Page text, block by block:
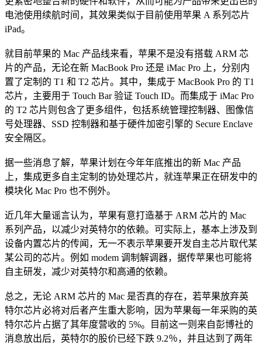
电池使用续航时间，其效果类似于目前使用苹果 A 系列芯片
iPad。
就目前苹果的 Mac 产品线来看，苹果不是没有搭载 ARM 芯
片的产品，无论在新 MacBook Pro 还是 iMac Pro 上，分别内
置了定制的 T1 和 T2 芯片。其中，集成于 MacBook Pro 的 T1
芯片，主要用于 Touch Bar 验证 Touch ID。而集成于 iMac Pro
的 T2 芯片则包含了更多组件，包括系统管理控制器、图像信
号处理器、SSD 控制器和基于硬件加密引擎的 Secure Enclave
安全隔区。
据一些消息了解，苹果计划在今年年底推出的新 Mac 产品
上，集成更多自主定制的协处理芯片，就连苹果正在研发中的
模块化 Mac Pro 也不例外。
近几年大量谣言认为，苹果有意打造基于 ARM 芯片的 Mac
系列产品，以减少对英特尔的依赖。可实际上，基本上涉及到
设备内置芯片的传闻，无一不表示苹果要开发自主芯片取代某
某公司的芯片。例如 modem 调制解调器，据传苹果也可能将
自主研发，减少对英特尔和高通的依赖。
总之，无论 ARM 芯片的 Mac 是否真的存在，若苹果放弃英
特尔芯片必将对后者产生重大影响，因为苹果每一年采购的英
特尔芯片占据了其年度营收的 5%。目前这一则来自彭博社的
消息放出后，英特尔的股价已经下跌 9.2％，并且达到了两年